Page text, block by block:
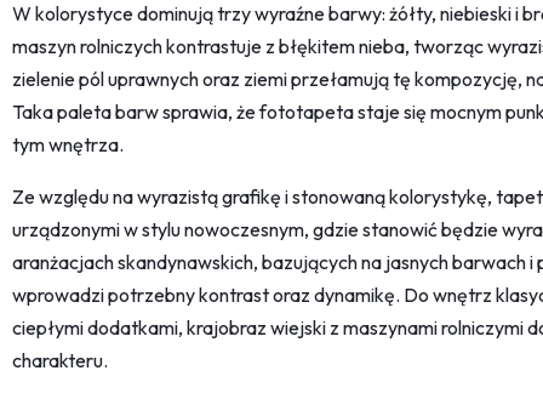
W kolorystyce dominują trzy wyraźne barwy: żółty, niebieski i
maszyn rolniczych kontrastuje z błękitem nieba, tworząc
zielenie pól uprawnych oraz ziemi przełamują tę kompozycję,
Taka paleta barw sprawia, że fototapeta staje się mocnym
tym wnętrza.
Ze względu na wyrazistą grafikę i stonowaną kolorystykę,
urządzonymi w stylu nowoczesnym, gdzie stanowić będzie
aranżacjach skandynawskich, bazujących na jasnych barwach
wprowadzi potrzebny kontrast oraz dynamikę. Do wnętrz
ciepłymi dodatkami, krajobraz wiejski z maszynami rolniczymi
charakteru.